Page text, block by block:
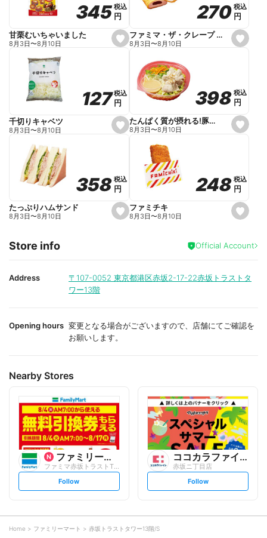
s
e
o
r
i
e
345
345税込
税込
円
円
甘栗むいちゃいました
8月3日〜8月10日
s
e
o
r
i
e
270
270 税込
税込
円
円
ファミマ・ザ・クレープ 生チョコ
8月3日〜8月10日
s
e
o
r
i
e
127
127税込
税込
円
円
千切りキャベツ
8月3日〜8月10日
s
e
o
r
i
e
398
398 税込
税込
円
円
たんぱく質が摂れる!豚しゃぶのパスタサラダ
8月3日〜8月10日
s
e
i
t
358
358税込
税込
円
円
たっぷりハムサンド
8月3日〜8月10日
s
e
a
i
t
248
248 税込
税込
円
円
ファミチキ
8月3日〜8月10日
Store info Official Account
Address 〒107-0052 東京都港区赤坂2-17-22赤坂トラストタ
ワー13階
Opening hours 変更となる場合がございますので、店舗にてご確認を
お願いします。
Nearby Stores
ファミリーマート
ファミマ赤坂トラストT27階
s
l
o
Follow
ココカラファイン
赤坂ニ丁目店
s
l
Follow
Home ファミリーマート 赤坂トラストタワー13階/S